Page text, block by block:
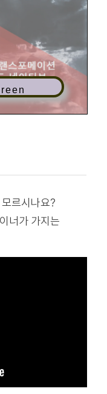
르시나요?
너가 가지는